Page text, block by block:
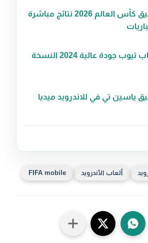
تحميل تطبيق كأس العالم 2026 نتائج مباشرة
تحميل سناب تيوب جودة عالية 2024 النسخة
ياسين تي في للاندرويد ميديا
ألعاب الأندرويد FIFA mobile